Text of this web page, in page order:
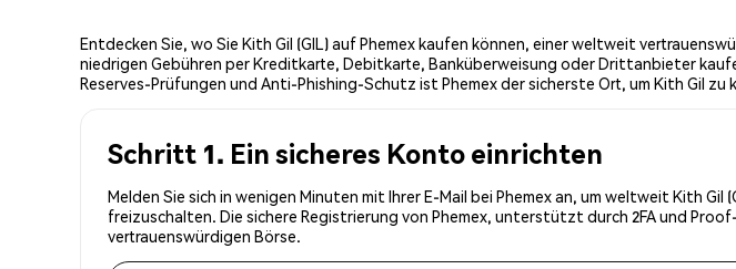
Entdecken Sie, wo Sie Kith Gil (GIL) auf Phemex kaufen können, einer weltweit
niedrigen Gebühren per Kreditkarte, Debitkarte, Banküberweisung oder Drittanbieter
Reserves-Prüfungen und Anti-Phishing-Schutz ist Phemex der sicherste Ort, um Kith Gil
Schritt 1. Ein sicheres Konto einrichten
Melden Sie sich in wenigen Minuten mit Ihrer E-Mail bei Phemex an, um weltweit Kith
freizuschalten. Die sichere Registrierung von Phemex, unterstützt durch 2FA und
vertrauenswürdigen Börse.